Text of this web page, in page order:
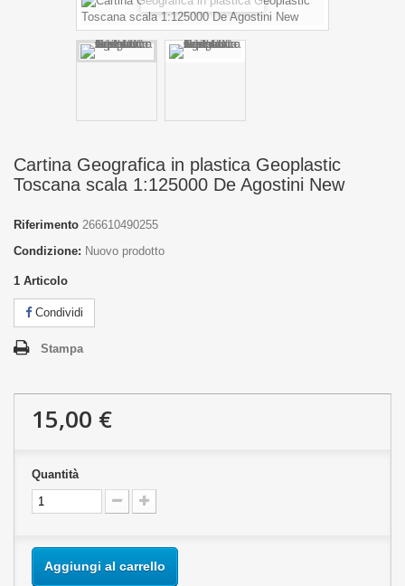
Cartina Geografica in plastica Geoplastic
Toscana scala 1:125000 De Agostini New
Riferimento 266610490255
Condizione: Nuovo prodotto
1 Articolo
Condividi
Stampa
15,00 €
Quantità
Aggiungi al carrello